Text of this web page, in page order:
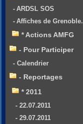
- ARDSL SOS
- Affiches de Grenoble.
* Actions AMFG
- Pour Participer
- Calendrier
- Reportages
* 2011
- 22.07.2011
- 29.07.2011